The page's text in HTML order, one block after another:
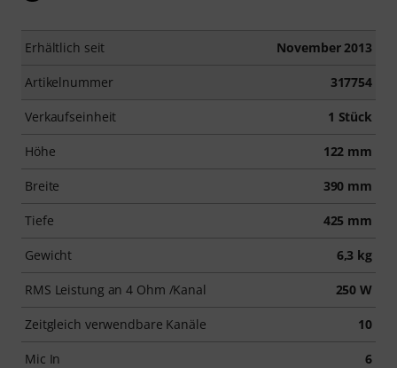
Erhältlich seit November 2013
Artikelnummer 317754
Verkaufseinheit 1 Stück
Höhe 122 mm
Breite 390 mm
Tiefe 425 mm
Gewicht 6,3 kg
RMS Leistung an 4 Ohm /Kanal 250 W
Zeitgleich verwendbare Kanäle 10
Mic In 6